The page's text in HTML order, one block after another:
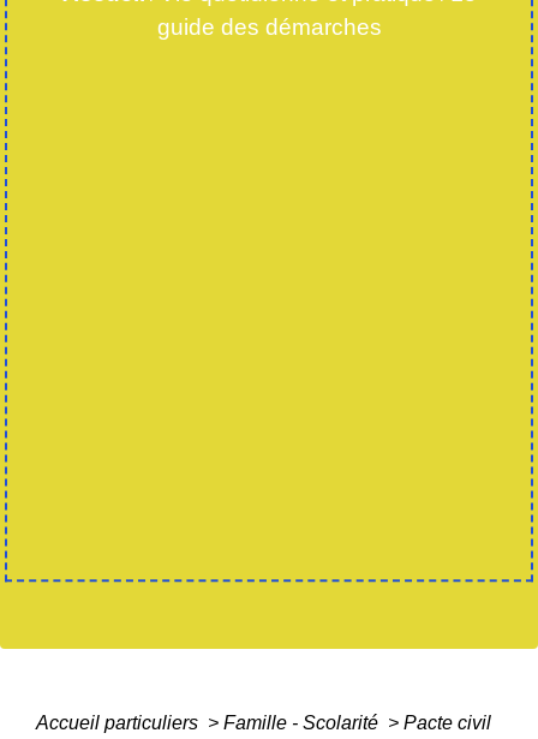
guide des démarches
Accueil particuliers > Famille - Scolarité > Pacte civil